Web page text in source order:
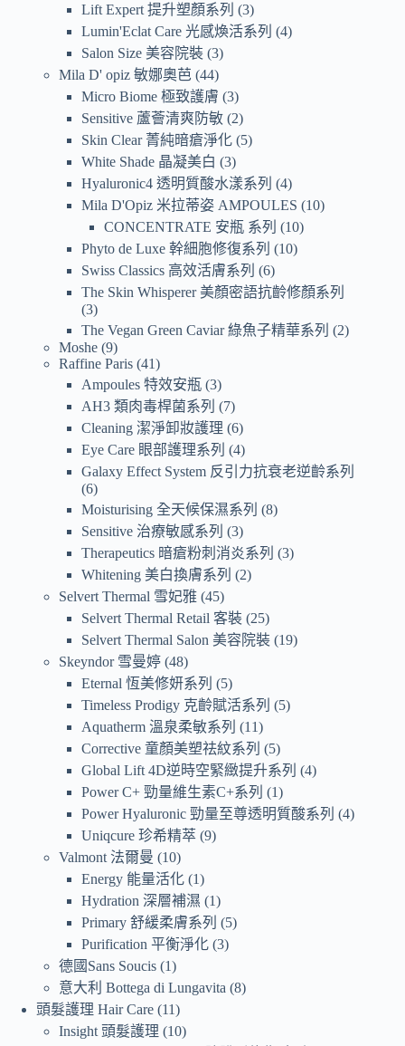
Lift Expert 提升塑顏系列
3
Lumin'Eclat Care 光感煥活系列
4
Salon Size 美容院裝 3
Mila D' opiz 敏娜奧芭 44
Micro Biome 極致護膚 3
Sensitive 蘆薈清爽防敏 2
Skin Clear 菁純暗瘡淨化 5
White Shade 晶凝美白
3
Hyaluronic4 透明質酸水漾系列
4
Mila D'Opiz 米拉蒂姿 AMPOULES
10
CONCENTRATE 安瓶 系列
10
Phyto de Luxe 幹細胞修復系列
10
Swiss Classics 高效活膚系列
6
The Skin Whisperer 美顏密語抗齡修顏系列
3
The Vegan Green Caviar 綠魚子精華系列
2
Moshe 9
Raffine Paris 41
Ampoules 特效安瓶 3
AH3 類肉毒桿菌系列
7
Cleaning 潔淨卸妝護理 6
Eye Care 眼部護理系列
4
Galaxy Effect System 反引力抗衰老逆齡系列
6
Moisturising 全天候保濕系列
8
Sensitive 治療敏感系列
3
Therapeutics 暗瘡粉刺消炎系列
3
Whitening 美白換膚系列
2
Selvert Thermal 雪妃雅 45
Selvert Thermal Retail 客裝 25
Selvert Thermal Salon 美容院裝 19
Skeyndor 雪曼婷 48
Eternal 恆美修妍系列
5
Timeless Prodigy 克齡賦活系列
5
Aquatherm 溫泉柔敏系列
11
Corrective 童顏美塑祛紋系列
5
Global Lift 4D逆時空緊緻提升系列
4
Power C+ 勁量維生素C+系列
1
Power Hyaluronic 勁量至尊透明質酸系列
4
Uniqcure 珍希精萃 9
Valmont 法爾曼
10
Energy 能量活化 1
Hydration 深層補濕
1
Primary 舒緩柔膚系列
5
Purification 平衡淨化 3
德國Sans Soucis 1
意大利 Bottega di Lungavita 8
頭髮護理 Hair Care 11
Insight 頭髮護理
10